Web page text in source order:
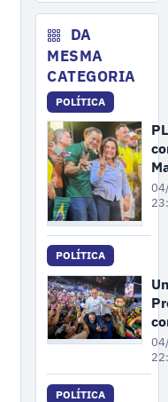
de
DA
MESMA
CATEGORIA
POLÍTICA
PL
ao
POLÍTICA
POLÍTICA